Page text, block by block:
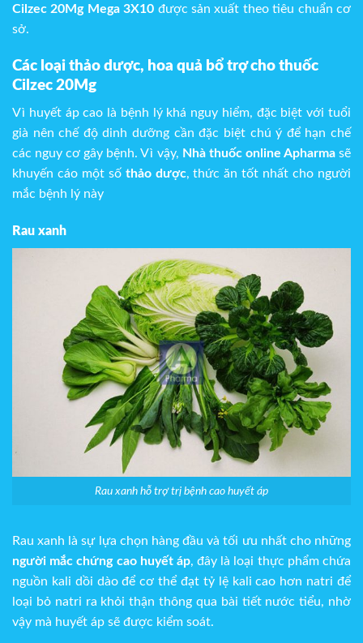
Cilzec 20Mg Mega 3X10 được sản xuất theo tiêu chuẩn cơ
sở.
Các loại thảo dược, hoa quả bổ trợ cho thuốc
Cilzec 20Mg
Vì huyết áp cao là bệnh lý khá nguy hiểm, đặc biệt với tuổi
già nên chế độ dinh dưỡng cần đặc biệt chú ý để hạn chế
các nguy cơ gây bệnh. Vì vậy, Nhà thuốc online Apharmasẽ
khuyến cáo một số thảo dược, thức ăn tốt nhất cho người
mắc bệnh lý này
Rau xanh
Rau xanh hỗ trợ trị bệnh cao huyết áp
Rau xanh là sự lựa chọn hàng đầu và tối ưu nhất cho những
người mắc chứng cao huyết áp, đây là loại thực phẩm chứa
nguồn kali dồi dào để cơ thể đạt tỷ lệ kali cao hơn natri để
loại bỏ natri ra khỏi thận thông qua bài tiết nước tiểu, nhờ
vậy mà huyết áp sẽ được kiểm soát.